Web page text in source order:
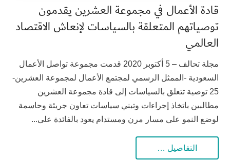
قادة الأعمال في مجموعة العشرين يقدمون
توصياتهم المتعلقة بالسياسات لإنعاش الاقتصاد
العالمي
مجلة تحالف – 5 أكتوبر 2020 قدمت مجموعة تواصل الأعمال
السعودية -الممثل الرسمي لمجتمع الأعمال لمجموعة العشرين-
25 توصية تتعلق بالسياسات إلى قادة مجموعة العشرين
مطالبين باتخاذ إجراءات وتبني سياسات تعاون جريئة وحاسمة
لوضع النمو على مسار مرن ومستدام يعود بالفائدة على...
التفاصيل …